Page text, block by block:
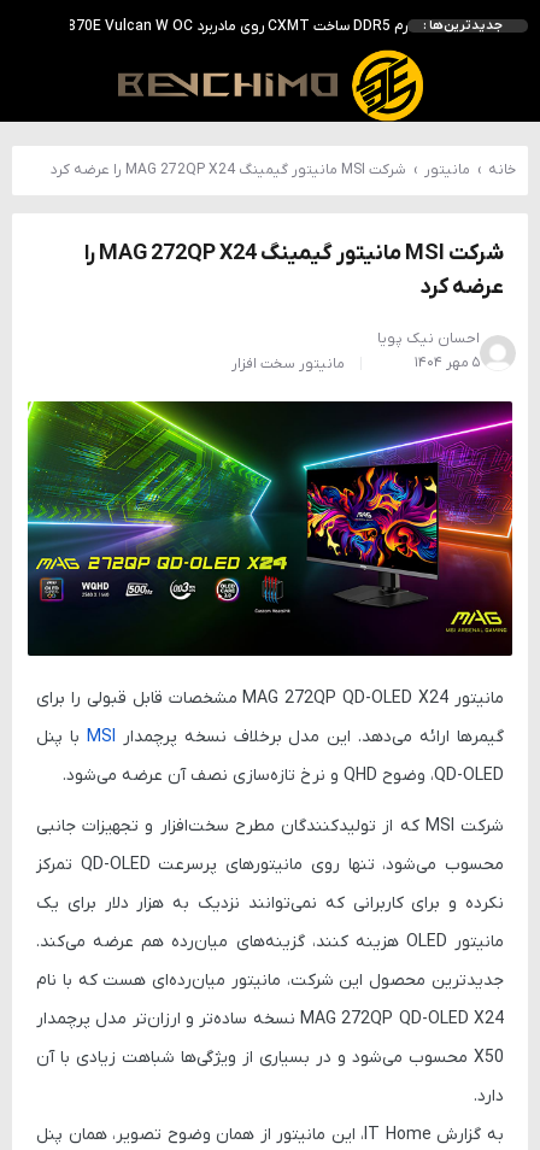
جدیدترین‌ها :
بررسی ASUS ROG Astral RTX 5090 در برابر Astral LC؛ آیا کارت گرافیک خنک‌تر واقعاً سریع‌تر است؟
احتمال معرفی GeForce RTX 5070 SUPER با حافظه 18 گیگابایتی؛ ارتقای محسوس نسبت به مدل استاندارد
انویدیا DLSS 5 را با سه مدل هوش مصنوعی معرفی کرد؛ انتقادهای اولیه نتیجه داد
انویدیا پردازنده 88 هسته‌ای Vera را معرفی کرد؛ CPU اختصاصی برای نسل بعدی هوش مصنوعی
خانه › مانیتور › شرکت MSI مانیتور گیمینگ MAG 272QP X24 را عرضه کرد
شرکت MSI مانیتور گیمینگ MAG 272QP X24 را
عرضه کرد
احسان نیک پویا
۵ مهر ۱۴۰۴
مانیتور سخت افزار
مانیتور MAG 272QP QD-OLED X24مشخصات قابل قبولی را برای
گیمرها ارائه می‌دهد. این مدل برخلاف نسخه پرچمدار MSI با پنل
QD-OLED، وضوح QHD و نرخ تازه‌سازی نصف آن عرضه می‌شود.
شرکت MSI که از تولیدکنندگان مطرح سخت‌افزار و تجهیزات جانبی
محسوب می‌شود، تنها روی مانیتورهای پرسرعت QD-OLED تمرکز
نکرده و برای کاربرانی که نمی‌توانند نزدیک به هزار دلار برای یک
مانیتور OLED هزینه کنند، گزینه‌های میان‌رده هم عرضه می‌کند.
جدیدترین محصول این شرکت، مانیتور میان‌رده‌ای هست که با نام
MAG 272QP QD-OLED X24 نسخه ساده‌تر و ارزان‌تر مدل پرچمدار
X50 محسوب می‌شود و در بسیاری از ویژگی‌ها شباهت زیادی با آن
دارد.
به گزارش IT Home، این مانیتور از همان وضوح تصویر، همان پنل